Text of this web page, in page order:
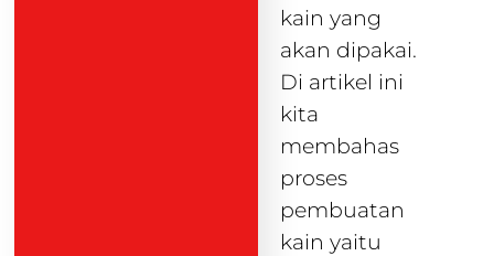
kain yang
akan dipakai.
Di artikel ini
kita
membahas
proses
pembuatan
kain yaitu